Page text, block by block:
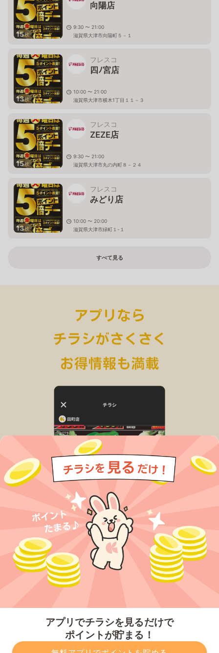
アプリでチラシを見るだけで
ポイントが貯まる！
15枚
向陽店
9:30 〜 21:00
滋賀県大津市向陽町５－１
13枚
フレスコ
四ﾉ宮店
10:00 〜 21:00
滋賀県大津市横木1丁目１１－３
15枚
フレスコ
ZEZE店
9:30 〜 21:00
滋賀県大津市丸の内町８－２４
13枚
フレスコ
みどり店
10:00 〜 20:00
滋賀県大津市緑町１-１
すべて見る